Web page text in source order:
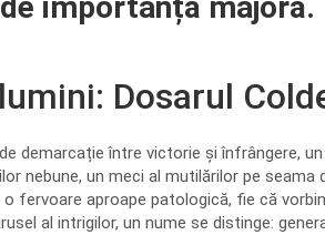
Dosarul
demarcație între victorie și înfrângere,
nebune, un meci al mutilărilor pe
fervoare aproape patologică, fie că
al intrigilor, un nume se distinge: